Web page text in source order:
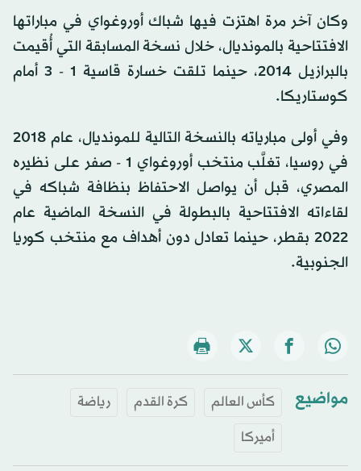
وكان آخر مرة اهتزت فيها شباك أوروغواي في مباراتها
الافتتاحية بالمونديال، خلال نسخة المسابقة التي أُقيمت
بالبرازيل 2014، حينما تلقت خسارة قاسية 1 - 3 أمام
كوستاريكا.
وفي أولى مبارياته بالنسخة التالية للمونديال، عام 2018
في روسيا، تغلَّب منتخب أوروغواي 1 - صفر على نظيره
المصري، قبل أن يواصل الاحتفاظ بنظافة شباكه في
لقاءاته الافتتاحية بالبطولة في النسخة الماضية عام
2022 بقطر، حينما تعادل دون أهداف مع منتخب كوريا
الجنوبية.
مواضيع كأس العالم كرة القدم
رياضة
أميركا